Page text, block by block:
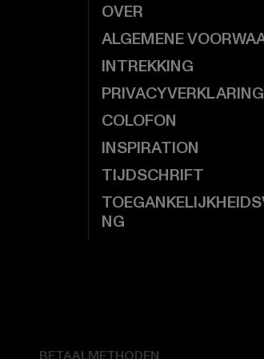
OVER
ALGEMENE
INTREKKING
PRIVACYVERKLARING
COLOFON
INSPIRATION
TIJDSCHRIFT
NG